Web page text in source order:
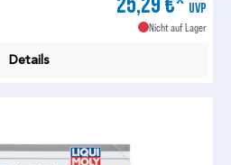
UVP
Nicht auf Lager
Details